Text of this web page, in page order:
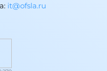
ur.alsfo@ti